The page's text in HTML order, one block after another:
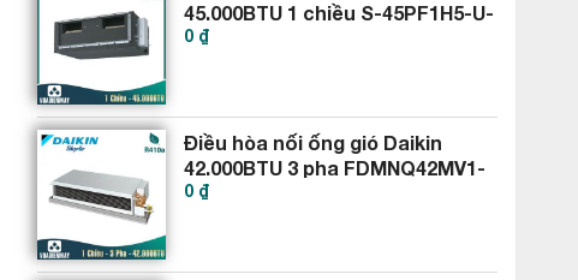
45.000BTU 1 chiều S-45PF1H5-U-
45PV1H8
0 ₫
Điều hòa nối ống gió Daikin
42.000BTU 3 pha FDMNQ42MV1-
RNQ42MY1
0 ₫